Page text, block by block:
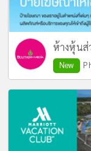
ห้างหุ้นส่
New